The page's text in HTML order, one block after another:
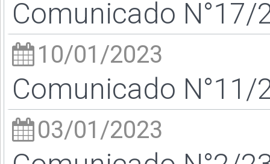
Comunicado N°17/
10/01/2023
Comunicado N°11/
03/01/2023